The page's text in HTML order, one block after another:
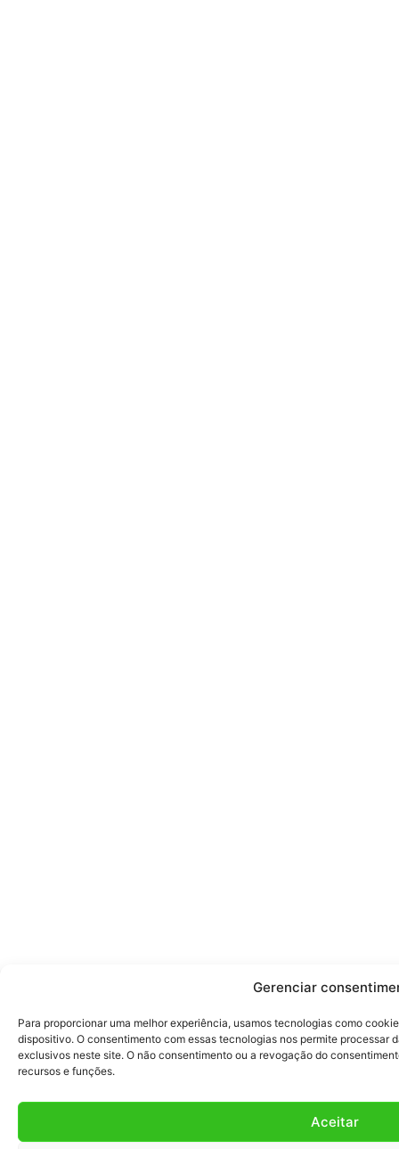
Gerenciar
Para proporcionar uma melhor experiência, usamos tecnologias como
dispositivo. O consentimento com essas tecnologias nos permite processar
exclusivos neste site. O não consentimento ou a revogação do
recursos e funções.
Aceitar